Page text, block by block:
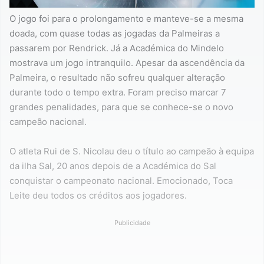
O jogo foi para o prolongamento e manteve-se a mesma
doada, com quase todas as jogadas da Palmeiras a
passarem por Rendrick. Já a Académica do Mindelo
mostrava um jogo intranquilo. Apesar da ascendência da
Palmeira, o resultado não sofreu qualquer alteração
durante todo o tempo extra. Foram preciso marcar 7
grandes penalidades, para que se conhece-se o novo
campeão nacional.
O atleta Rui de S. Nicolau deu o título ao campeão à equipa
da ilha Sal, 20 anos depois de a Académica do Sal
conquistar o campeonato nacional. Emocionado, Toca
Leite deu todos os créditos aos jogadores.
Publicidade